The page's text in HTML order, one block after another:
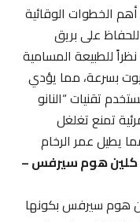
الخطوات الوقائية
على بريق
للطبيعة المسامية
بسرعة، مما يؤدي
تقنيات “النانو
تمنع تغلغل
عمر الرخام
هوم سيرفس –
سيرفس بكونها